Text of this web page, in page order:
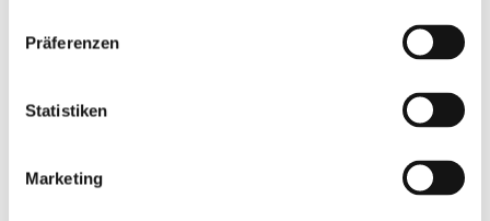
Präferenzen
Statistiken
Marketing
Wirtschaftlich
Vollständiges